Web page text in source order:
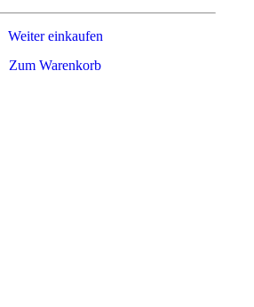
Zum Warenkorb
Weiter einkaufen